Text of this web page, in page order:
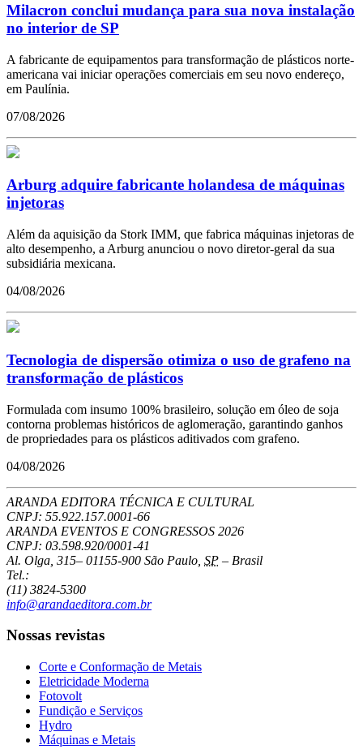
Milacron conclui mudança para sua nova instalação
no interior de SP
A fabricante de equipamentos para transformação de plásticos norte-
americana vai iniciar operações comerciais em seu novo endereço,
em Paulínia.
07/08/2026
Arburg adquire fabricante holandesa de máquinas
injetoras
Além da aquisição da Stork IMM, que fabrica máquinas injetoras de
alto desempenho, a Arburg anunciou o novo diretor-geral da sua
subsidiária mexicana.
04/08/2026
Tecnologia de dispersão otimiza o uso de grafeno na
transformação de plásticos
Formulada com insumo 100% brasileiro, solução em óleo de soja
contorna problemas históricos de aglomeração, garantindo ganhos
de propriedades para os plásticos aditivados com grafeno.
04/08/2026
ARANDA EDITORA TÉCNICA E CULTURAL
CNPJ: 55.922.157.0001-66
ARANDA EVENTOS E CONGRESSOS 2026
CNPJ: 03.598.920/0001-41
Al. Olga, 315– 01155-900 São Paulo SP – Brasil
Tel.:
(11) 3824-5300
info@arandaeditora.com.br
Nossas revistas
Corte e Conformação de Metais
Eletricidade Moderna
Fotovolt
Fundição e Serviços
Hydro
Máquinas e Metais